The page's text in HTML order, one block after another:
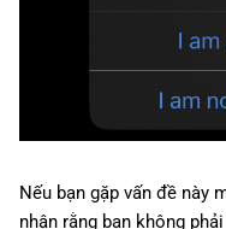
Nếu bạn gặp vấn đề này
nhận rằng bạn không